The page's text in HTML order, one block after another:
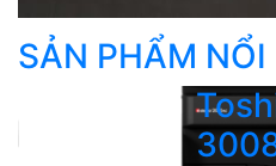
SẢN PHẨM NỔI